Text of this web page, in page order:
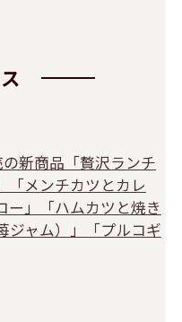
の新商品「贅沢ランチ
「メンチカツとカレ
ー」「ハムカツと焼き
ジャム）」「プルコギ